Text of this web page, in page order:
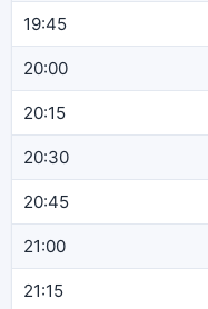
19:45
20:00
20:15
20:30
20:45
21:00
21:15